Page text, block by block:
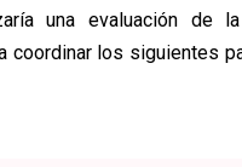
una evaluación de
coordinar los siguientes